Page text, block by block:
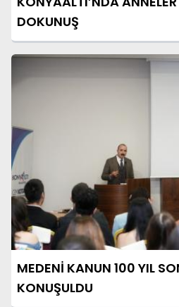
DOKUNUŞ
MEDENİ KANUN 100 YIL
KONUŞULDU